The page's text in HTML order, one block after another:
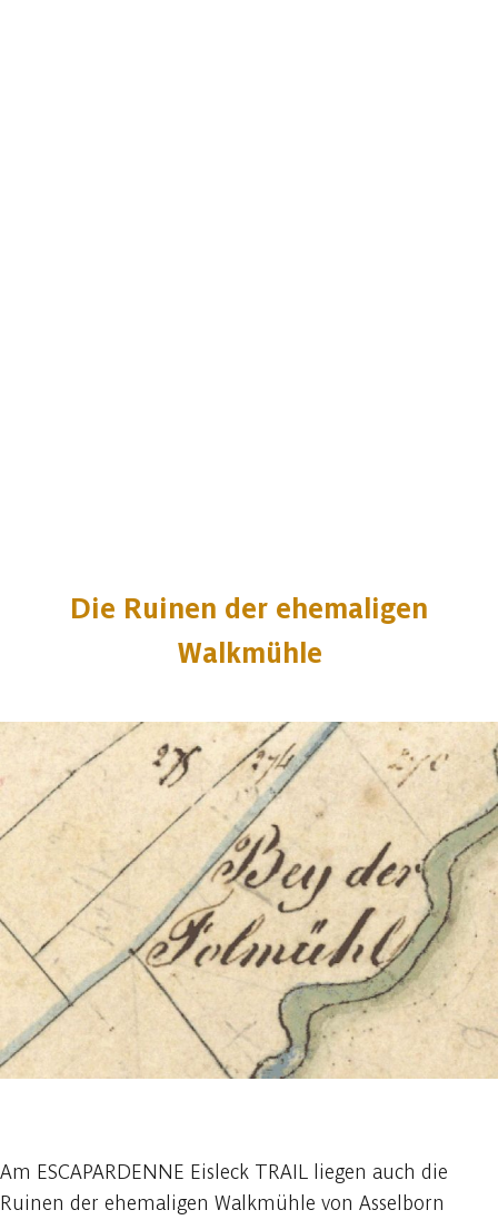
Die Ruinen der ehemaligen
Walkmühle
Am ESCAPARDENNE Eisleck TRAIL liegen auch die
Ruinen der ehemaligen Walkmühle von Asselborn